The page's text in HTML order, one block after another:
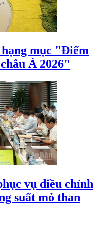
mục "Điểm
Á 2026"
vụ điều chỉnh
suất mỏ than